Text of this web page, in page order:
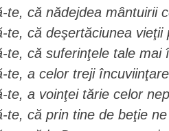
te, că nădejdea mântuirii
te, că deşertăciunea
te, că suferinţele tale mai
te, a celor treji
te, a voinţei tărie celor
te, că prin tine de beţie